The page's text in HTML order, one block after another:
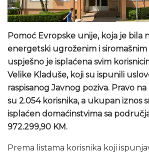
Pomoć Evropske unije, koja je bila
energetski ugroženim i siromašnim
uspješno je isplaćena svim
Velike Kladuše, koji su ispunili
raspisanog Javnog poziva. Pravo
su 2.054 korisnika, a ukupan iznos
isplaćen domaćinstvima sa
972.299,90 KM.
Prema listama korisnika koji